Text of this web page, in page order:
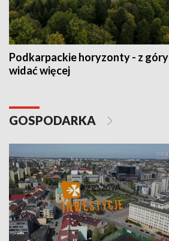
Podkarpackie horyzonty - z góry
widać więcej
GOSPODARKA